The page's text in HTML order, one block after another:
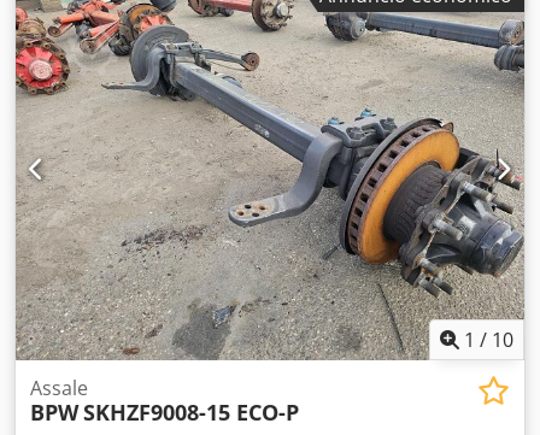
riusciate a trovare il prodotto desiderato.
1 / 10
Assale
BPWSKHZF9008-15 ECO-P